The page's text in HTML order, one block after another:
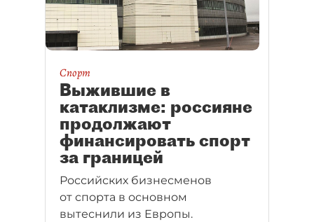
Спорт
Выжившие в
катаклизме: россияне
продолжают
финансировать спорт
за границей
Российских бизнесменов
от спорта в основном
вытеснили из Европы.